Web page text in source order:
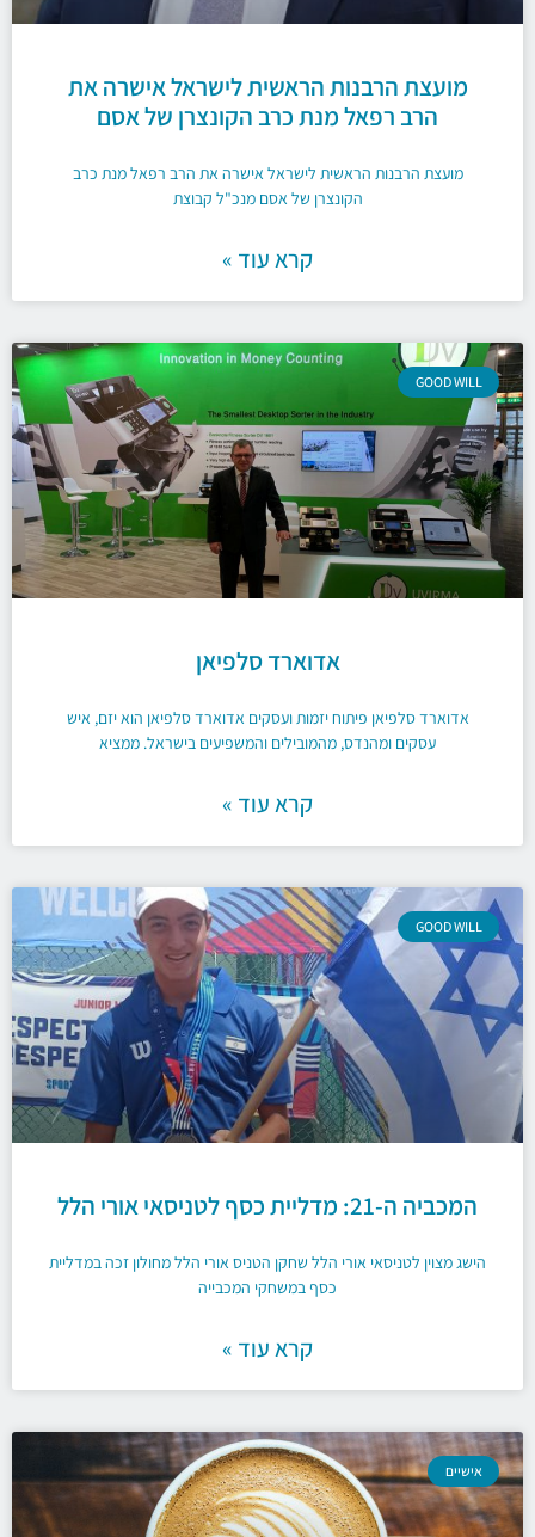
מועצת הרבנות הראשית לישראל אישרה את
הרב רפאל מנת כרב הקונצרן של אסם
מועצת הרבנות הראשית לישראל אישרה את הרב רפאל מנת כרב
הקונצרן של אסם מנכ"ל קבוצת
קרא עוד »
GOOD WILL
אדוארד סלפיאן
אדוארד סלפיאן פיתוח יזמות ועסקים אדוארד סלפיאן הוא יזם, איש
עסקים ומהנדס, מהמובילים והמשפיעים בישראל. ממציא
קרא עוד »
GOOD WILL
המכביה ה-21: מדליית כסף לטניסאי אורי הלל
הישג מצוין לטניסאי אורי הלל שחקן הטניס אורי הלל מחולון זכה במדליית
כסף במשחקי המכבייה
קרא עוד »
אישיים